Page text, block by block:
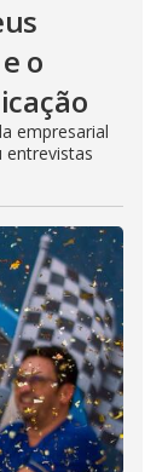
o
empresarial
entrevistas